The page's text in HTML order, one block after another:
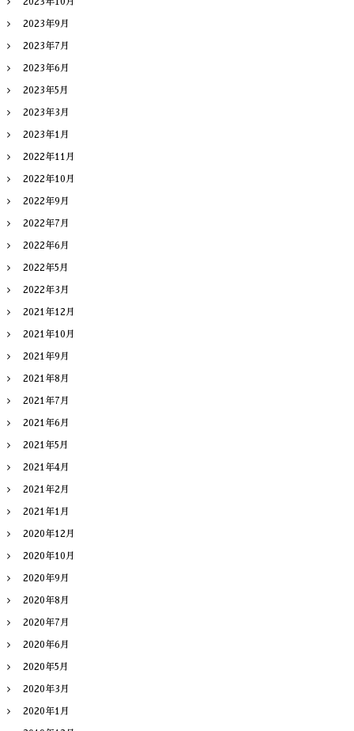
2023年9月
2023年7月
2023年6月
2023年5月
2023年3月
2023年1月
2022年11月
2022年10月
2022年9月
2022年7月
2022年6月
2022年5月
2022年3月
2021年12月
2021年10月
2021年9月
2021年8月
2021年7月
2021年6月
2021年5月
2021年4月
2021年2月
2021年1月
2020年12月
2020年10月
2020年9月
2020年8月
2020年7月
2020年6月
2020年5月
2020年3月
2020年1月